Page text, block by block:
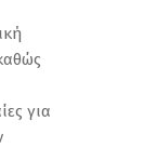
για